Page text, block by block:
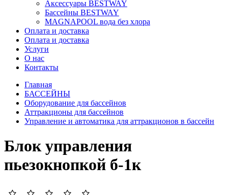
Аксессуары BESTWAY
Бассейны BESTWAY
MAGNAPOOL вода без хлора
Оплата и доставка
Оплата и доставка
Услуги
О нас
Контакты
Главная
БАССЕЙНЫ
Оборудование для бассейнов
Аттракционы для бассейнов
Управление и автоматика для аттракционов в бассейн
Блок управления
пьезокнопкой б-1к